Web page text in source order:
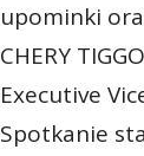
upominki
CHERY
Executive
Spotkanie